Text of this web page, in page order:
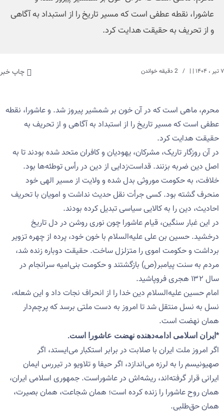
عاشورا، نقطه عطفی است که مسیر تاریخ را از استبداد به آگاهی
و از تحریف به حقیقت هدایت کرد.
۷ تیر ، ۱۴۰۴ | | چاپ خبر
محرم، ماهی است که در آن خون بر شمشیر پیروز شد. و عاشورا، نقطه
عطفی است که مسیر تاریخ را از استبداد به آگاهی و از تحریف به
حقیقت هدایت کرد.
در آن روزگار تاریک، مشرکان، یهودیان و کافران متحد شده بودند تا به
اصل دین ضربه بزنند. قداست‌زدایی از دین در رأس توطئه‌ها بود.
خلافت، به حکومت موروثی بدل شده و ولایت از مسیر الهی خود
منحرف گشته بود. کسی جرأت نقل حدیث نداشت و امویان با تحریف
احادیث، دین را به کالایی سیاسی تبدیل کرده بودند.
در این غبار سنگین، قیام عاشورا چون نوری روشن در دل تاریخ
درخشید. حسین بن علی علیه‌السلام با خون خود، پرده از چهره‌ تزویر
برداشت و حکومت اموی را متزلزل ساخت. حقیقت دوباره زنده شد،
مردم به سنت پیامبر(ص) بازگشتند و حکومت بنی‌امیه سرانجام در
سال ۱۳۲ هجری فروپاشید.
امام حسین علیه‌السلام دین خدا را از انحراف نجات داد و این شعله،
نسل به نسل منتقل شد تا امروز به دست ملتی برسد که پرچم‌دار
همان نهضت است.
*ایران اسلامی ادامه‌دهنده نهضت عاشورا است.
اگر امروز ملت ایران با صلابت در برابر استکبار می‌ایستد، اگر
صهیونیسم را به لرزه می‌اندازد، اگر حیفا و تلاویو در تیررس ایمان
ایرانی قرار گرفته‌اند، ریشه‌اش در عاشوراست. جمهوری اسلامی ایران،
همان روح عاشورا را زنده کرده است؛ همان شجاعت، همان بصیرت،
همان حق‌طلبی.